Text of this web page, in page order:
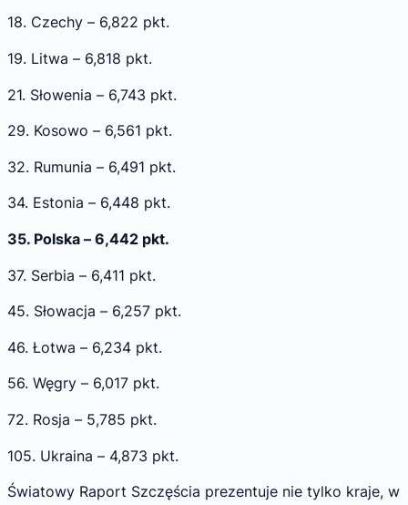
18. Czechy – 6,822 pkt.
19. Litwa – 6,818 pkt.
21. Słowenia – 6,743 pkt.
29. Kosowo – 6,561 pkt.
32. Rumunia – 6,491 pkt.
34. Estonia – 6,448 pkt.
35. Polska – 6,442 pkt.
37. Serbia – 6,411 pkt.
45. Słowacja – 6,257 pkt.
46. Łotwa – 6,234 pkt.
56. Węgry – 6,017 pkt.
72. Rosja – 5,785 pkt.
105. Ukraina – 4,873 pkt.
Światowy Raport Szczęścia prezentuje nie tylko kraje, w